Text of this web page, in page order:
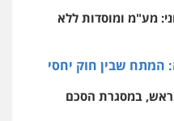
שירותים מקצועיים
מע"מ ומוסדות ללא
המתח שבין חוק יחסי
מראש, במסגרת הסכם